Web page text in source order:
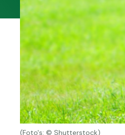
(Foto's: © Shutterstock)